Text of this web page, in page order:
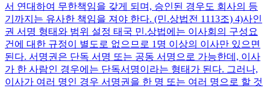
서 연대하여 무한책임을 갖게 되며, 승인된 경우도 회사의 등
기까지는 유사한 책임을 져야 한다. (민.상법전 1113조) 4)사인
권 서명 형태와 범위 설정 태국 민.상법에는 이사회의 구성요
건에 대한 규정이 별도로 없으므로 1명 이상의 이사만 있으면
된다. 서명권은 단독 서명 또는 공동 서명으로 가능한데, 이사
가 한 사람인 경우에는 단독서명이라는 형태가 된다. 그러나,
이사가 여러 명인 경우 서명권을 한 명 또는 여러 명으로 할 것